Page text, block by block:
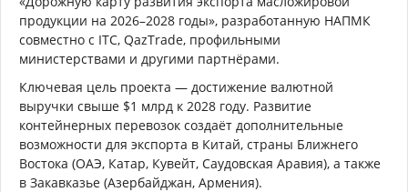
продукции на 2026–2028 годы», разработанную НАПМК
совместно с ITC, QazTrade, профильными
министерствами и другими партнёрами.
Ключевая цель проекта — достижение валютной
выручки свыше $1 млрд к 2028 году. Развитие
контейнерных перевозок создаёт дополнительные
возможности для экспорта в Китай, страны Ближнего
Востока (ОАЭ, Катар, Кувейт, Саудовская Аравия), а также
в Закавказье (Азербайджан, Армения).